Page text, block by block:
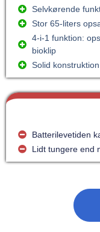
Selvkørende
Stor 65-liters
4-i-1 funktion:
bioklip
Solid
Batterilevetiden
Lidt tungere end